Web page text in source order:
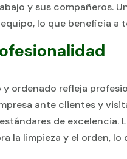
y sus compañeros.
lo que beneficia a
ordenado refleja
ante clientes y
de excelencia.
la limpieza y el orden,